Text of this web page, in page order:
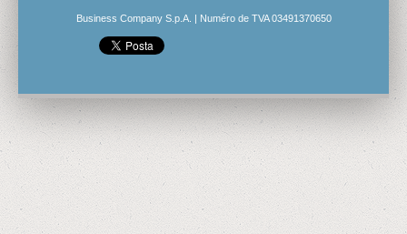
Business Company S.p.A. | Numéro de TVA 03491370650